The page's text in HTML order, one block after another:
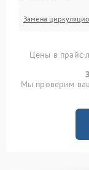
Замена
Цены в прайс-
Мы проверим